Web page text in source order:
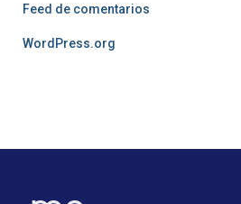
Feed de comentarios
WordPress.org